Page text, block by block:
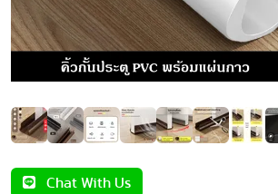
Chat With Us